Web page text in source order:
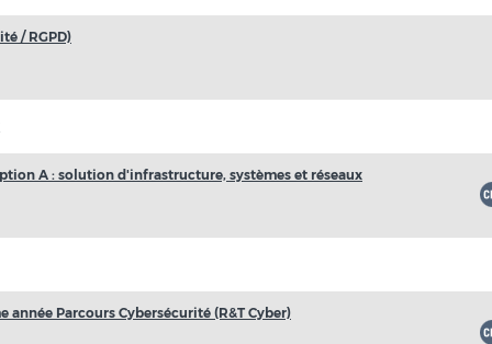
/ RGPD)
A : solution d'infrastructure, systèmes et réseaux
année Parcours Cybersécurité (R&T Cyber)